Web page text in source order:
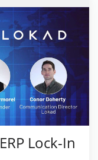
Lock-In